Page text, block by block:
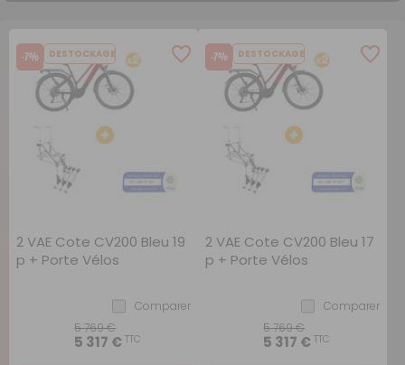
-7% DESTOCKAGE
2 VAE Cote CV200 Bleu 19
p + Porte Vélos
Comparer
5 769 €
5 317 €TTC
-7% DESTOCKAGE
2 VAE Cote CV200 Bleu 17
p + Porte Vélos
Comparer
5 769 €
5 317 €TTC